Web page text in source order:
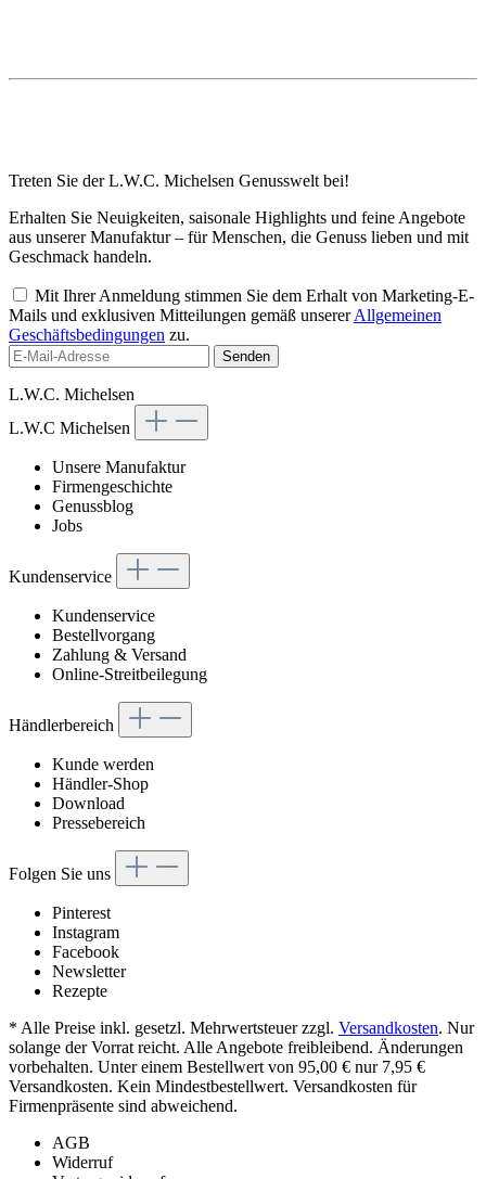
Treten Sie der L.W.C. Michelsen Genusswelt bei!
Erhalten Sie Neuigkeiten, saisonale Highlights und feine Angebote
aus unserer Manufaktur – für Menschen, die Genuss lieben und mit
Geschmack handeln.
Mit Ihrer Anmeldung stimmen Sie dem Erhalt von Marketing-E-
Mails und exklusiven Mitteilungen gemäß unsererAllgemeinen
Geschäftsbedingungen zu.
Senden
L.W.C. Michelsen
L.W.C Michelsen
Unsere Manufaktur
Firmengeschichte
Genussblog
Jobs
Kundenservice
Kundenservice
Bestellvorgang
Zahlung & Versand
Online-Streitbeilegung
Händlerbereich
Kunde werden
Händler-Shop
Download
Pressebereich
Folgen Sie uns
Pinterest
Instagram
Facebook
Newsletter
Rezepte
* Alle Preise inkl. gesetzl. Mehrwertsteuer zzgl. Versandkosten. Nur
solange der Vorrat reicht. Alle Angebote freibleibend. Änderungen
vorbehalten. Unter einem Bestellwert von 95,00 € nur 7,95 €
Versandkosten. Kein Mindestbestellwert. Versandkosten für
Firmenpräsente sind abweichend.
AGB
Widerruf